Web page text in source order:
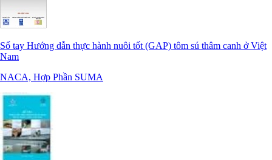
Sổ tay Hướng dẫn thực hành nuôi tốt (GAP) tôm sú thâm canh ở Việt
Nam
NACA, Hợp Phần SUMA